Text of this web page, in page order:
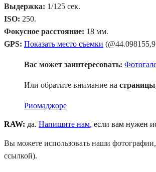
Выдержка: 1/125 сек.
ISO: 250.
Фокусное расстояние: 18 мм.
GPS: Показать место съемки
Вас может заинтересовать:
Или обратите внимание на
Риомаджоре
RAW: да. Напишите нам, если вам нужен
Вы можете использовать наши фотографии,
ссылкой).